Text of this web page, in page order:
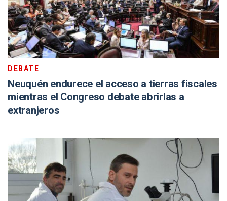
DEBATE
Neuquén endurece el acceso a tierras fiscales
mientras el Congreso debate abrirlas a
extranjeros